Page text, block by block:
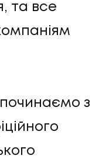
та все
з